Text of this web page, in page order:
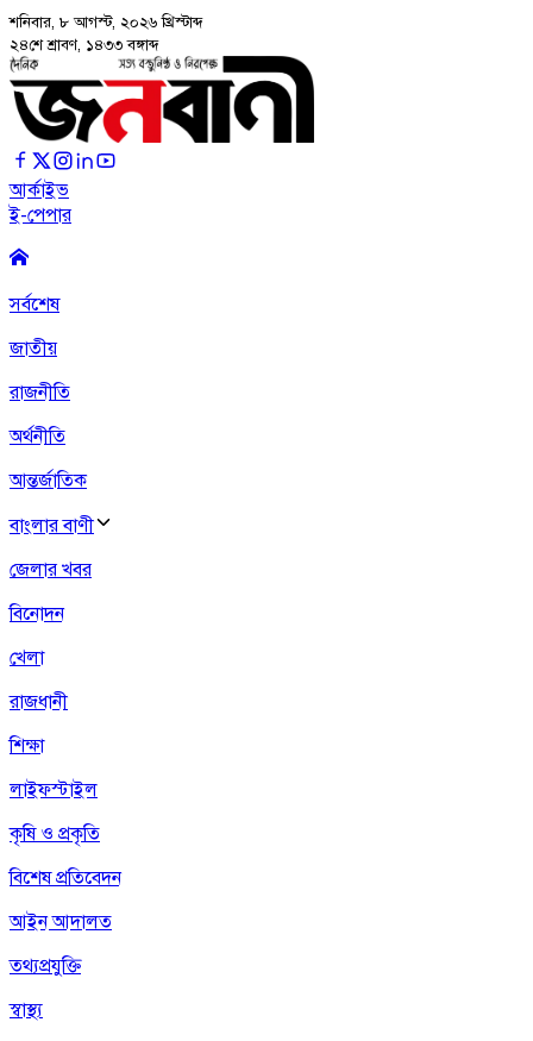
শনিবার, ৮ আগস্ট, ২০২৬ খ্রিস্টাব্দ
২৪শে শ্রাবণ, ১৪৩৩ বঙ্গাব্দ
আর্কাইভ
ই-পেপার
সর্বশেষ
জাতীয়
রাজনীতি
অর্থনীতি
আন্তর্জাতিক
বাংলার বাণী
জেলার খবর
বিনোদন
খেলা
রাজধানী
শিক্ষা
লাইফস্টাইল
কৃষি ও প্রকৃতি
বিশেষ প্রতিবেদন
আইন আদালত
তথ্যপ্রযুক্তি
স্বাস্থ্য